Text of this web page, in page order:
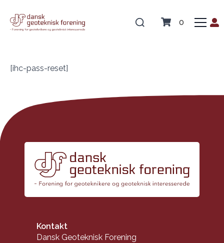
0
[ihc-pass-reset]
Kontakt
Dansk Geoteknisk Forening